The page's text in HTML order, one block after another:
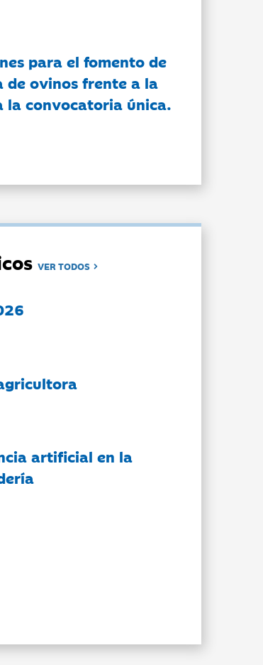
para el fomento de
ovinos frente a la
la convocatoria única.
VER TODOS
artificial en la